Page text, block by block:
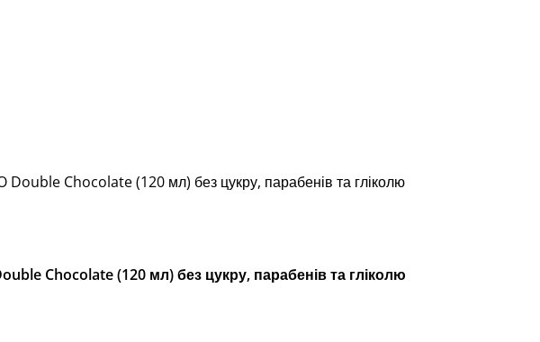
Double Chocolate (120 мл) без цукру, парабенів та гліколю
Chocolate (120 мл) без цукру, парабенів та гліколю